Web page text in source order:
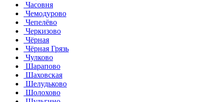
Часовня
Чемодурово
Чепелёво
Черкизово
Чёрная
Чёрная Грязь
Чулково
Шарапово
Шаховская
Шелудьково
Шолохово